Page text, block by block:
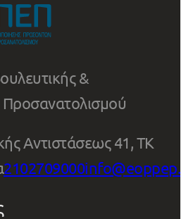
&
Προσανατολισμού
Αντιστάσεως 41, ΤΚ
2102709000